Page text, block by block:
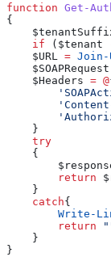
function Get-
{
    if
( $tenant
    $URL
= Join-
    $SOAPRequest
    $Headers
= @
    }
    try
    {
        return
    }
    catch
{
Write-
        return
    }
}